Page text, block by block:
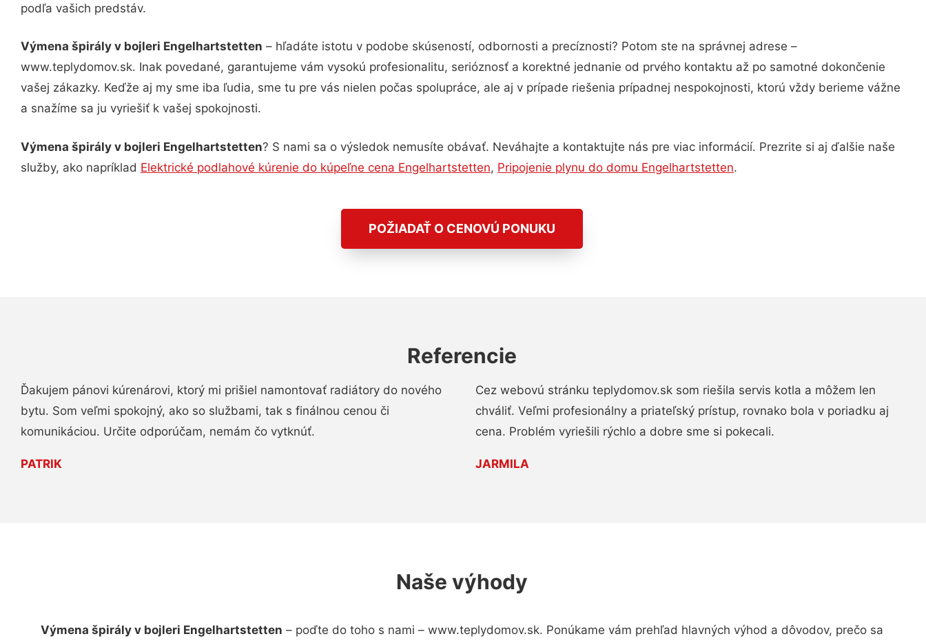
podľa vašich predstáv.
Výmena špirály v bojleri Engelhartstetten – hľadáte istotu v podobe skúseností, odbornosti a precíznosti? Potom ste na správnej adrese –
www.teplydomov.sk. Inak povedané, garantujeme vám vysokú profesionalitu, serióznosť a korektné jednanie od prvého kontaktu až po samotné dokončenie
vašej zákazky. Keďže aj my sme iba ľudia, sme tu pre vás nielen počas spolupráce, ale aj v prípade riešenia prípadnej nespokojnosti, ktorú vždy berieme vážne
a snažíme sa ju vyriešiť k vašej spokojnosti.
Výmena špirály v bojleri Engelhartstetten? S nami sa o výsledok nemusíte obávať. Neváhajte a kontaktujte nás pre viac informácií. Prezrite si aj ďalšie naše
služby, ako napríklad Elektrické podlahové kúrenie do kúpeľne cena Engelhartstetten, Pripojenie plynu do domu Engelhartstetten.
POŽIADAŤ O CENOVÚ PONUKU
Referencie
Ďakujem pánovi kúrenárovi, ktorý mi prišiel namontovať radiátory do nového
bytu. Som veľmi spokojný, ako so službami, tak s finálnou cenou či
komunikáciou. Určite odporúčam, nemám čo vytknúť.
PATRIK
Cez webovú stránku teplydomov.sk som riešila servis kotla a môžem len
chváliť. Veľmi profesionálny a priateľský prístup, rovnako bola v poriadku aj
cena. Problém vyriešili rýchlo a dobre sme si pokecali.
JARMILA
Naše výhody
Výmena špirály v bojleri Engelhartstetten – poďte do toho s nami – www.teplydomov.sk. Ponúkame vám prehľad hlavných výhod a dôvodov, prečo sa